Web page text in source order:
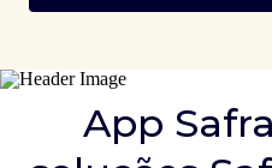
App